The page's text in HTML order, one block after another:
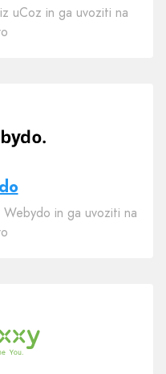
uCoz in ga uvoziti na
in ga uvoziti na